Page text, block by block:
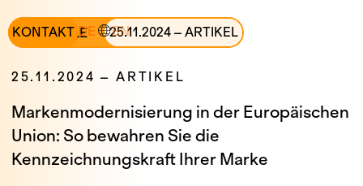
ALLE 25.11.2024 – ARTIKEL
DE EN
KONTAKT
25.11 . 2024 – ARTIKEL
Markenmodernisierung in der Europäischen
Union: So bewahren Sie die
Kennzeichnungskraft Ihrer Marke